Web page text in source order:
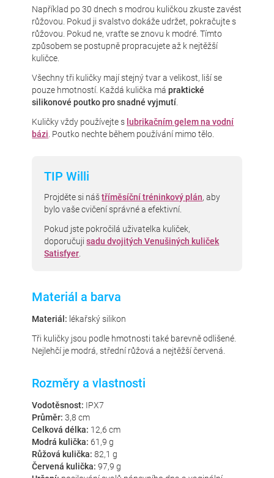
Například po 30 dnech s modrou kuličkou zkuste zavést
růžovou. Pokud ji svalstvo dokáže udržet, pokračujte s
růžovou. Pokud ne, vraťte se znovu k modré. Tímto
způsobem se postupně propracujete až k nejtěžší
kuličce.
Všechny tři kuličky mají stejný tvar a velikost, liší se
pouze hmotností. Každá kulička mápraktické
silikonové poutko pro snadné vyjmutí.
Kuličky vždy používejte s lubrikačním gelem na vodní
bázi. Poutko nechte během používání mimo tělo.
TIP Willi
Projděte si náštříměsíční tréninkový plán, aby
bylo vaše cvičení správné a efektivní.
Pokud jste pokročilá uživatelka kuliček,
doporučujisadu dvojitých Venušiných kuliček
Satisfyer.
Materiál a barva
Materiál: lékařský silikon
Tři kuličky jsou podle hmotnosti také barevně odlišené.
Nejlehčí je modrá, střední růžová a nejtěžší červená.
Rozměry a vlastnosti
Vodotěsnost: IPX7
Průměr: 3,8 cm
Celková délka: 12,6 cm
Modrá kulička: 61,9 g
Růžová kulička: 82,1 g
Červená kulička: 97,9 g